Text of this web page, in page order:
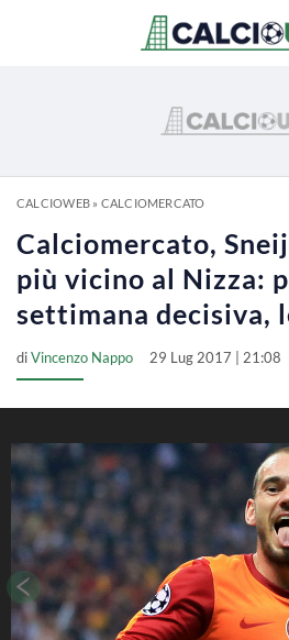
CALCIOWEB» CALCIOMERCATO
Calciomercato,
più vicino al Nizza:
settimana decisiva,
diVincenzo Nappo 29 Lug 2017 | 21:08